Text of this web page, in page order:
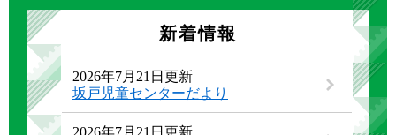
新着情報
2026年7月21日更新
坂戸児童センターだより